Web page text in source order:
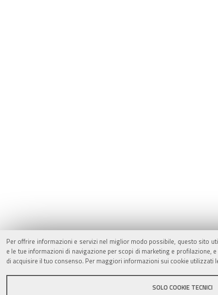
Per offrire informazioni e servizi nel miglior modo possibile, questo sito
e le tue informazioni di navigazione per scopi di marketing e
di acquisire il tuo consenso. Per maggiori informazioni sui cookie utilizzati
SOLO COOKIE TECNICI